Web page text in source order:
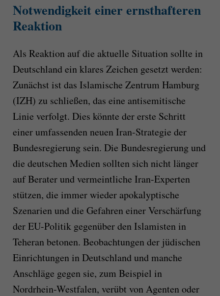
Notwendigkeit einer ernsthafteren
Reaktion
Als Reaktion auf die aktuelle Situation sollte in
Deutschland ein klares Zeichen gesetzt werden:
Zunächst ist das Islamische Zentrum Hamburg
(IZH) zu schließen, das eine antisemitische
Linie verfolgt. Dies könnte der erste Schritt
einer umfassenden neuen Iran-Strategie der
Bundesregierung sein. Die Bundesregierung und
die deutschen Medien sollten sich nicht länger
auf Berater und vermeintliche Iran-Experten
stützen, die immer wieder apokalyptische
Szenarien und die Gefahren einer Verschärfung
der EU-Politik gegenüber den Islamisten in
Teheran betonen. Beobachtungen der jüdischen
Einrichtungen in Deutschland und manche
Anschläge gegen sie, zum Beispiel in
Nordrhein-Westfalen, verübt von Agenten oder